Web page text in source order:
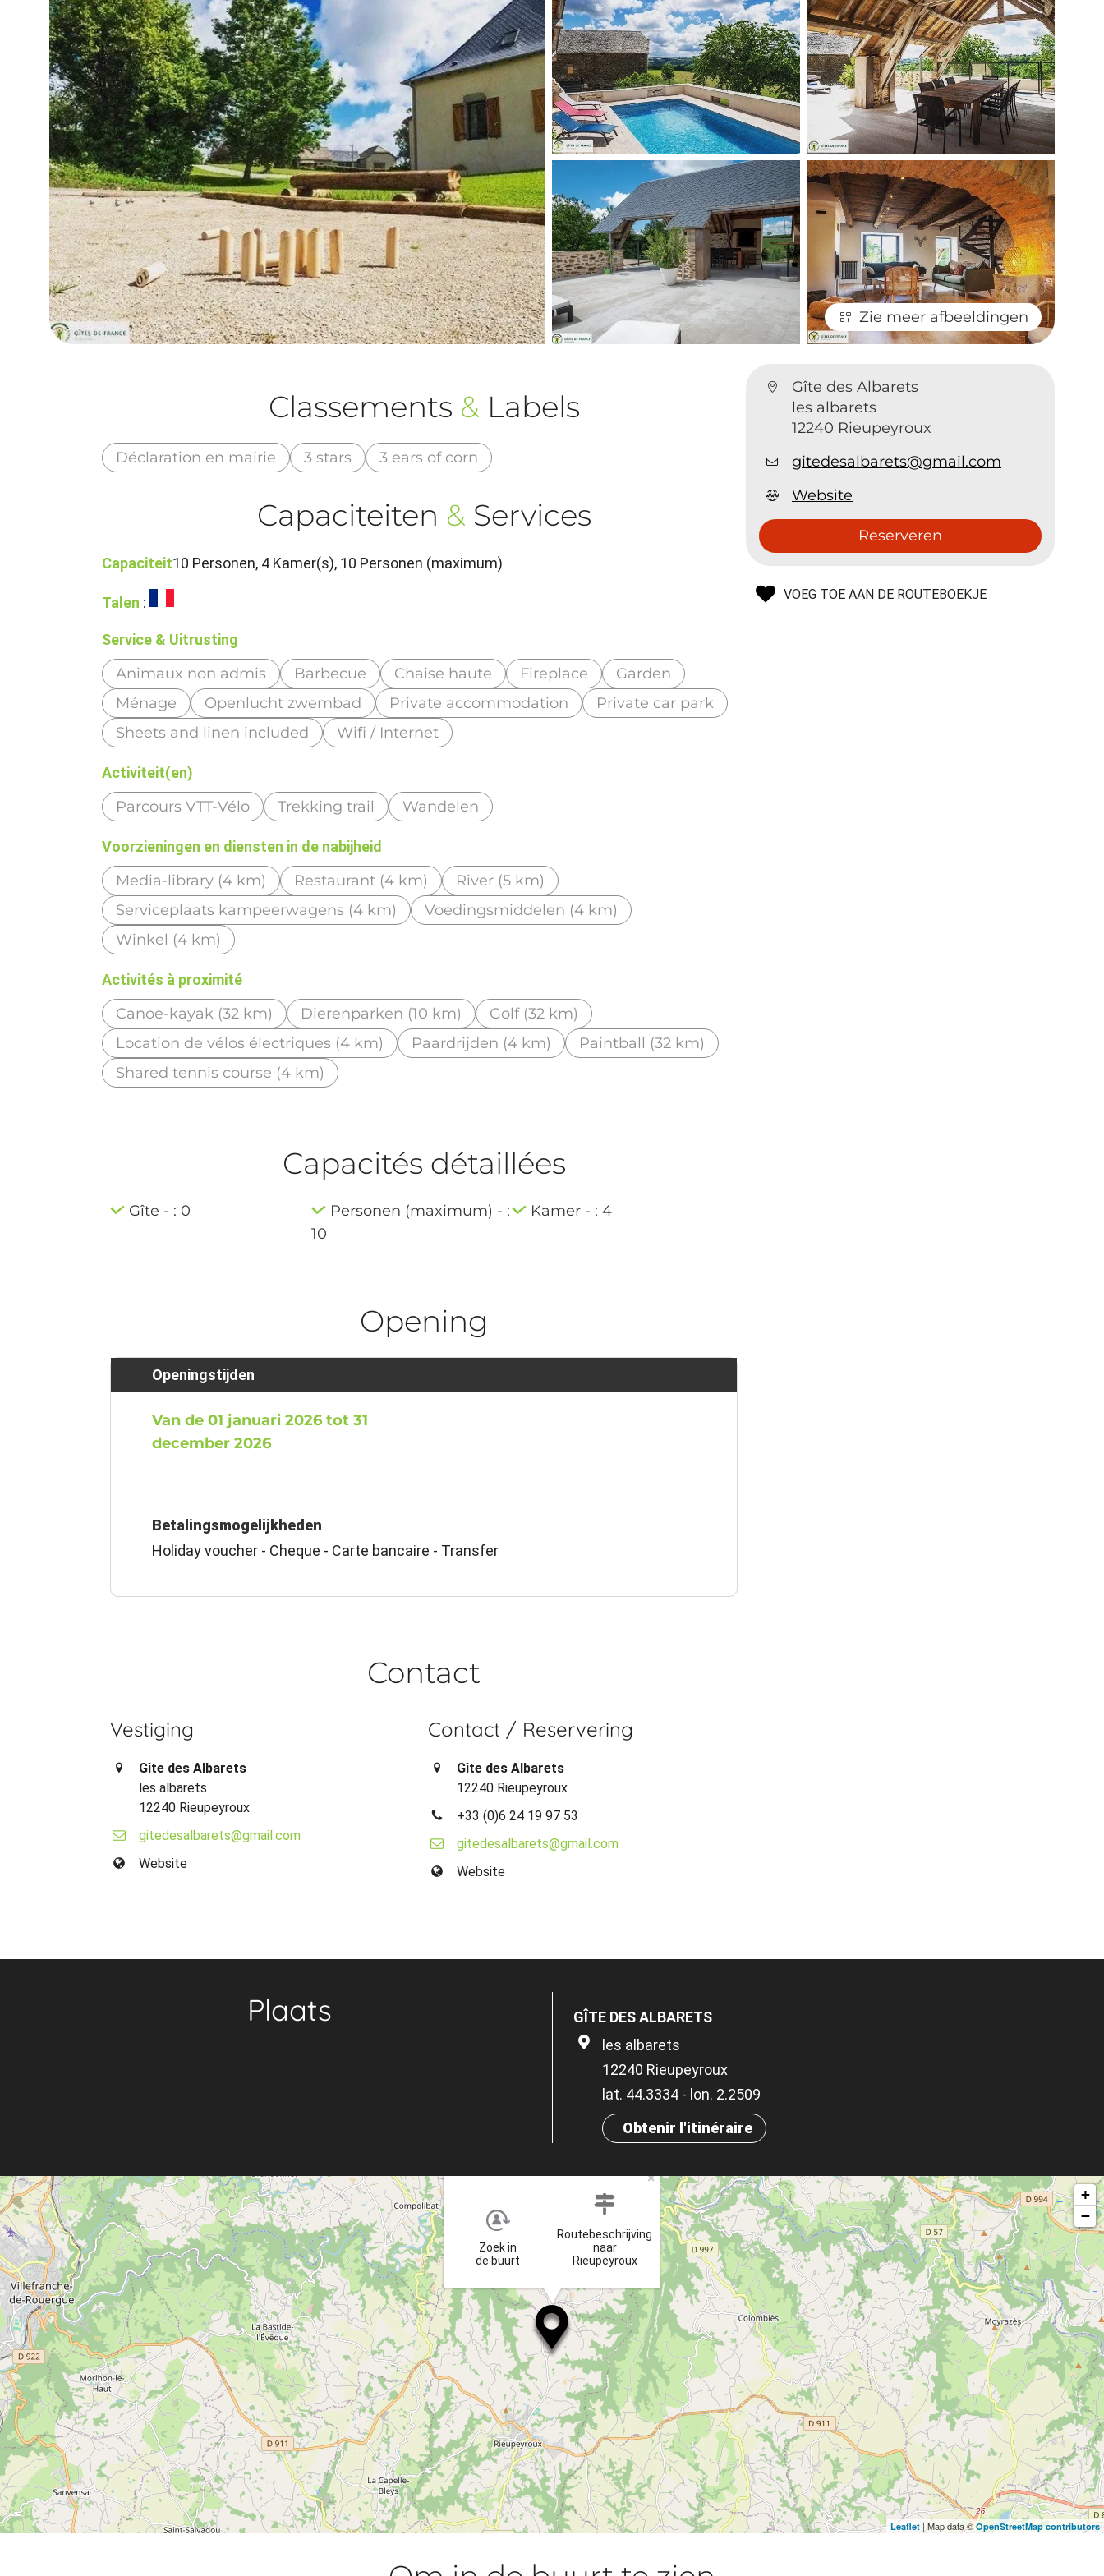
Zie meer afbeeldingen
Gîte des Albarets
les albarets
12240 Rieupeyroux
gitedesalbarets@gmail.com
Website
Reserveren
VOEG TOE AAN DE ROUTEBOEKJE
Classements & Labels
Déclaration en mairie 3 stars 3 ears of corn
Capaciteiten & Services
Capaciteit10 Personen, 4 Kamer(s), 10 Personen (maximum)
Talen :
Service & Uitrusting
Animaux non admis Barbecue Chaise haute Fireplace
Garden
Ménage
Openlucht zwembad Private accommodation
Private car park
Sheets and linen included
Wifi / Internet
Activiteit(en)
Parcours VTT-Vélo Trekking trail Wandelen
Voorzieningen en diensten in de nabijheid
Media-library (4 km) Restaurant (4 km)
River (5 km)
Serviceplaats kampeerwagens (4 km)
Voedingsmiddelen (4 km)
Winkel (4 km)
Activités à proximité
Canoe-kayak (32 km) Dierenparken (10 km)
Golf (32 km)
Location de vélos électriques (4 km)
Paardrijden (4 km)
Paintball (32 km)
Shared tennis course (4 km)
Capacités détaillées
Gîte - : 0
Personen (maximum) - :
10
Kamer - : 4
Opening
Openingstijden
Van de 01 januari 2026 tot 31
december 2026
Betalingsmogelijkheden
Holiday voucher - Cheque - Carte bancaire - Transfer
Contact
Vestiging
Gîte des Albarets
les albarets
12240 Rieupeyroux
gitedesalbarets@gmail.com
Website
Contact / Reservering
Gîte des Albarets
12240 Rieupeyroux
+33 (0)6 24 19 97 53
gitedesalbarets@gmail.com
Website
Plaats
GÎTE DES ALBARETS
les albarets
12240 Rieupeyroux
lat. 44.3334 - lon. 2.2509
Obtenir l'itinéraire
Zoek in
de buurt
Routebeschrijving
naar
Rieupeyroux
×
+
−
Leaflet | Map data © OpenStreetMap contributors